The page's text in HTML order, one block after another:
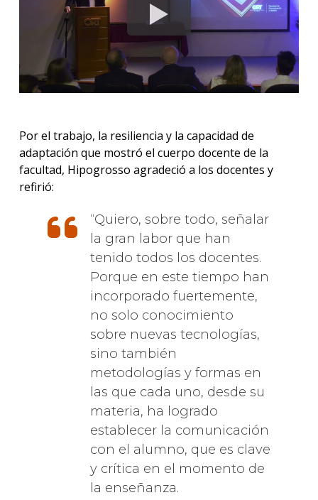
Por el trabajo, la resiliencia y la capacidad de
adaptación que mostró el cuerpo docente de la
facultad, Hipogrosso agradeció a los docentes y
refirió:
Quiero, sobre todo, señalar
la gran labor que han
tenido todos los docentes.
Porque en este tiempo han
incorporado fuertemente,
no solo conocimiento
sobre nuevas tecnologías,
sino también
metodologías y formas en
las que cada uno, desde su
materia, ha logrado
establecer la comunicación
con el alumno, que es clave
y crítica en el momento de
la enseñanza.